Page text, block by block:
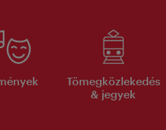
Tömegközlekedés
& jegyek